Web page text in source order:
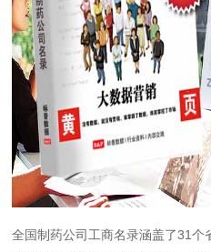
全国制药公司工商名录涵盖了31